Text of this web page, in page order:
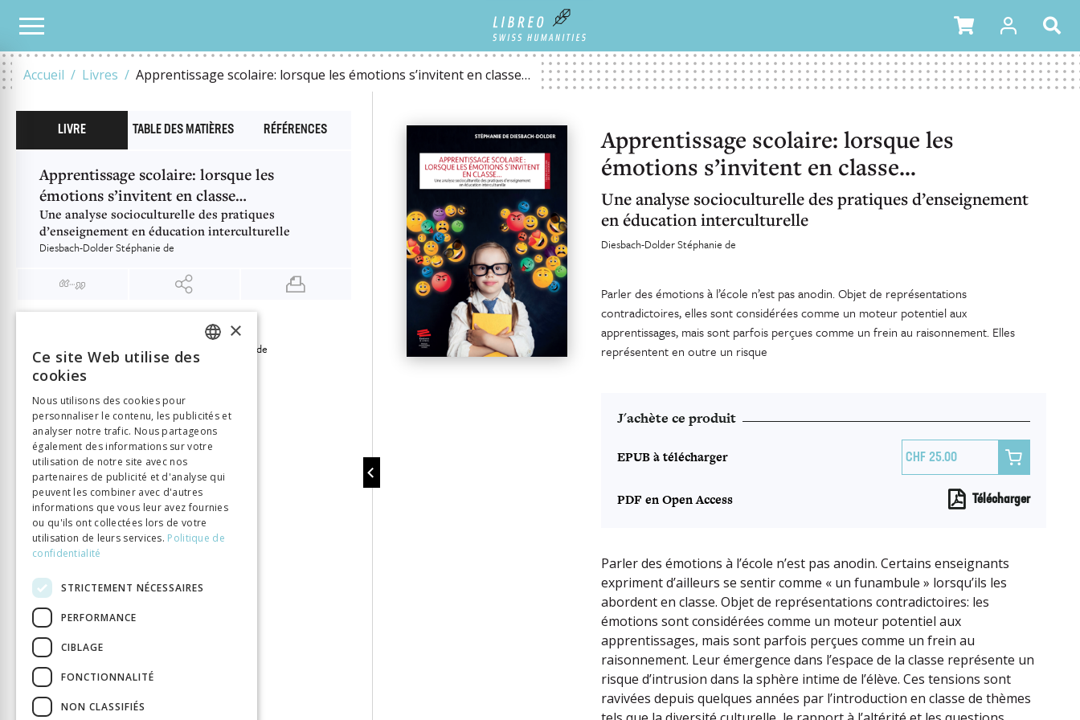
Accueil Livres Apprentissage scolaire: lorsque les émotions s’invitent en classe…
NOTRE CATALOGUE
Apprentissage scolaire: lorsque les
émotions s’invitent en classe…
Une analyse socioculturelle des pratiques d’enseignement
en éducation interculturelle
Diesbach-Dolder Stéphanie de
Parler des émotions à l’école n’est pas anodin. Objet de représentations
contradictoires, elles sont considérées comme un moteur potentiel aux
apprentissages, mais sont parfois perçues comme un frein au raisonnement. Elles
représentent en outre un risque
J'achète ce produit
EPUB à télécharger 25.00 
PDF en Open Access Télécharger
Parler des émotions à l’école n’est pas anodin. Certains enseignants
expriment d’ailleurs se sentir comme « un funambule » lorsqu’ils les
abordent en classe. Objet de représentations contradictoires: les
émotions sont considérées comme un moteur potentiel aux
apprentissages, mais sont parfois perçues comme un frein au
raisonnement. Leur émergence dans l’espace de la classe représente un
risque d’intrusion dans la sphère intime de l’élève. Ces tensions sont
ravivées depuis quelques années par l’introduction en classe de thèmes
LIVRE TABLE DES MATIÈRES RÉFÉRENCES
Apprentissage scolaire: lorsque les
émotions s’invitent en classe…
Une analyse socioculturelle des pratiques
d’enseignement en éducation interculturelle
Diesbach-Dolder Stéphanie de
Auteur
Diesbach-Dolder Stéphanie de
Éditeur
ISBN
9782889304448
Langue
Français
Collection
Transmission des savoirs
Nombre de pages
328
Parution
1 févr. 2022
Type de livre
Monographie
DOI
10.33055/ALPHIL.03189
ITALIAN
×
Ce site Web utilise des
cookies
Nous utilisons des cookies pour
personnaliser le contenu, les publicités et
analyser notre trafic. Nous partageons
également des informations sur votre
utilisation de notre site avec nos
partenaires de publicité et d'analyse qui
peuvent les combiner avec d'autres
informations que vous leur avez fournies
ou qu'ils ont collectées lors de votre
utilisation de leurs services. Politique de
confidentialité
STRICTEMENT NÉCESSAIRES
PERFORMANCE
CIBLAGE
FONCTIONNALITÉ
NON CLASSIFIÉS